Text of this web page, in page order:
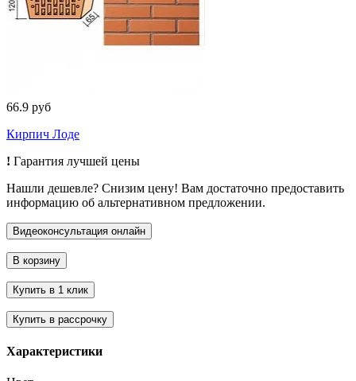
66.9 руб
Кирпич Лоде
! Гарантия лучшей цены
Нашли дешевле? Снизим цену! Вам достаточно предоставить
информацию об альтернативном предложении.
Характеристики